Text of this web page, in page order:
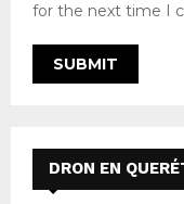
for the next time I
DRON EN